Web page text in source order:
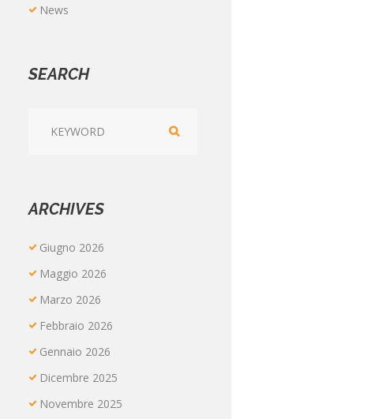
News
SEARCH
ARCHIVES
Giugno 2026
Maggio 2026
Marzo 2026
Febbraio 2026
Gennaio 2026
Dicembre 2025
Novembre 2025